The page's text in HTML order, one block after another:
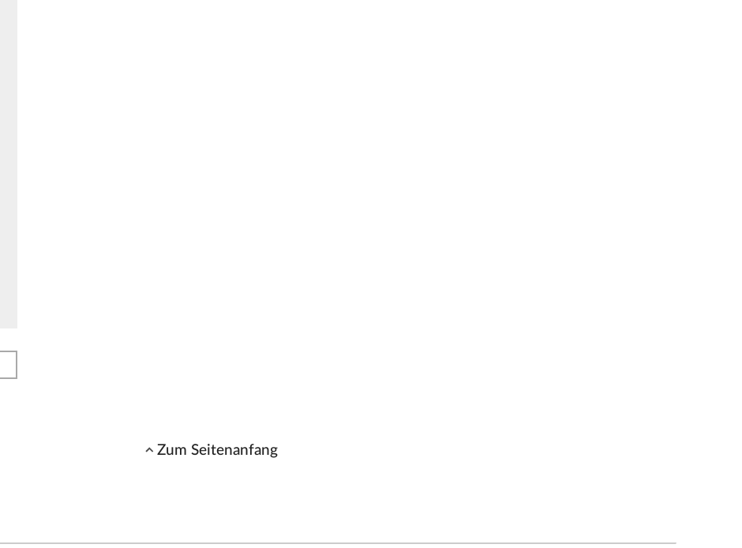
Zum Seitenanfang